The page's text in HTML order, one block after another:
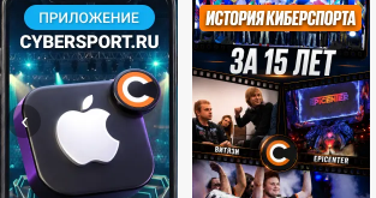
‹